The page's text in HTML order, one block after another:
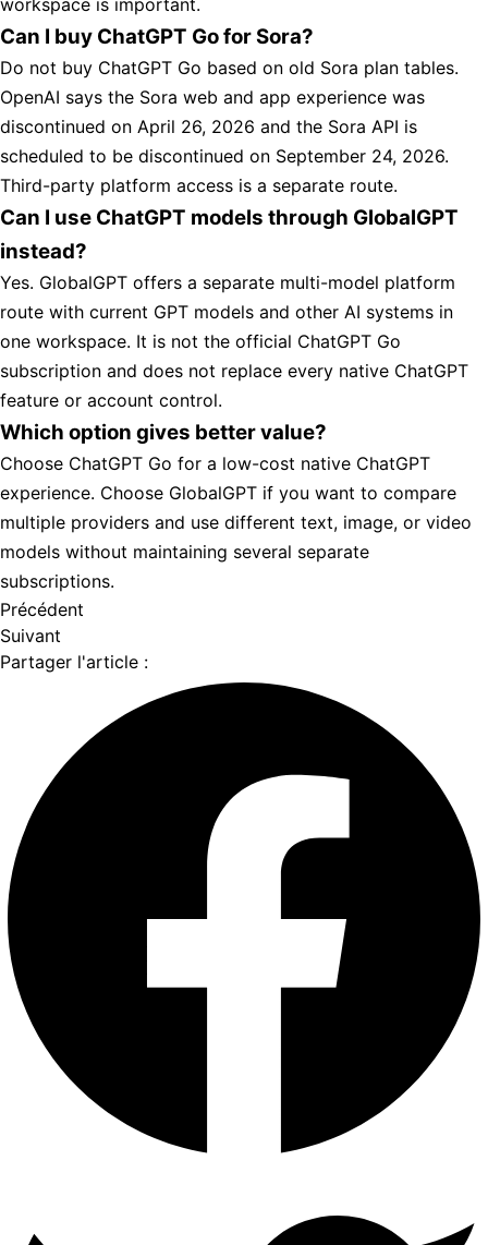
workspace is important.
Can I buy ChatGPT Go for Sora?
Do not buy ChatGPT Go based on old Sora plan tables.
OpenAI says the Sora web and app experience was
discontinued on April 26, 2026 and the Sora API is
scheduled to be discontinued on September 24, 2026.
Third-party platform access is a separate route.
Can I use ChatGPT models through GlobalGPT
instead?
Yes. GlobalGPT offers a separate multi-model platform
route with current GPT models and other AI systems in
one workspace. It is not the official ChatGPT Go
subscription and does not replace every native ChatGPT
feature or account control.
Which option gives better value?
Choose ChatGPT Go for a low-cost native ChatGPT
experience. Choose GlobalGPT if you want to compare
multiple providers and use different text, image, or video
models without maintaining several separate
subscriptions.
Précédent
Suivant
Partager l'article :